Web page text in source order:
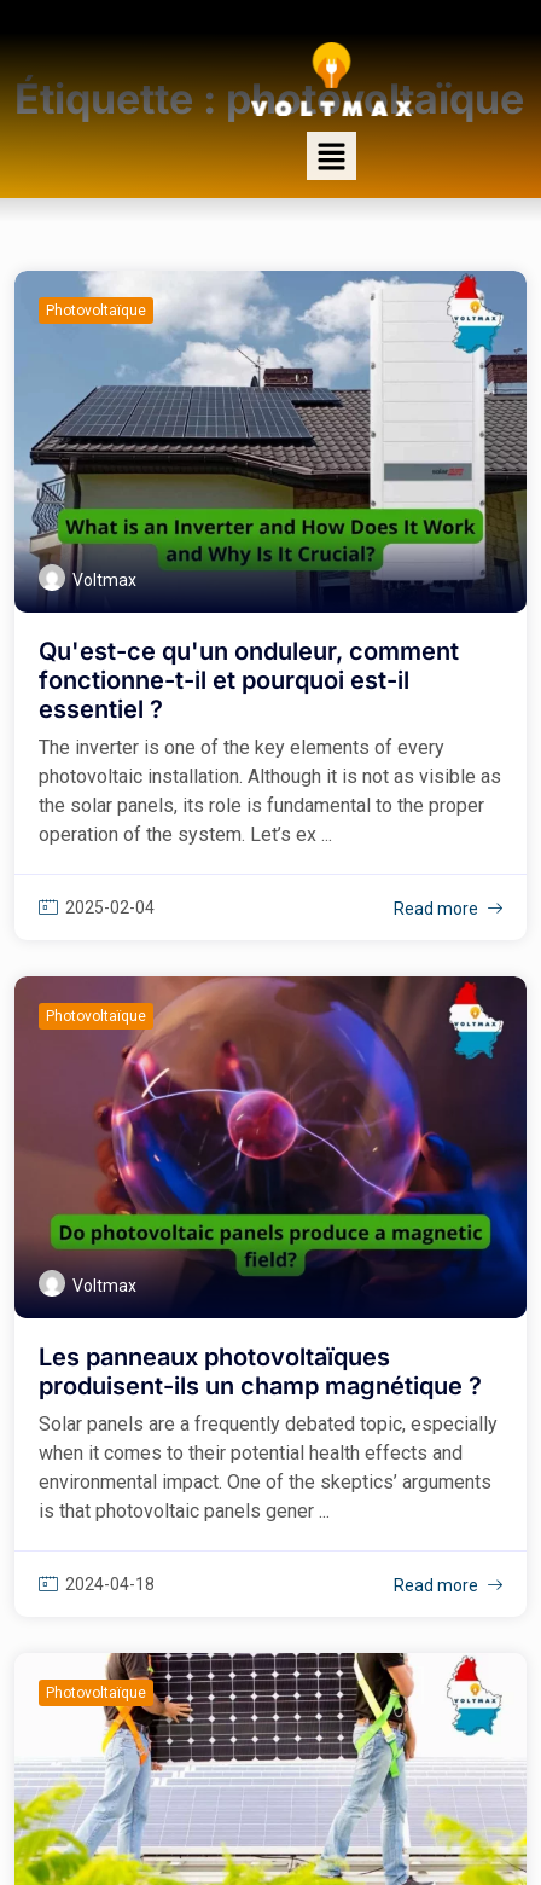
Étiquette :photovoltaïque
Photovoltaïque
Voltmax
Qu'est-ce qu'un onduleur, comment
fonctionne-t-il et pourquoi est-il
essentiel ?
The inverter is one of the key elements of every
photovoltaic installation. Although it is not as visible as
the solar panels, its role is fundamental to the proper
operation of the system. Let’s ex ...
2025-02-04 Read more
Photovoltaïque
Voltmax
Les panneaux photovoltaïques
produisent-ils un champ magnétique ?
Solar panels are a frequently debated topic, especially
when it comes to their potential health effects and
environmental impact. One of the skeptics’ arguments
is that photovoltaic panels gener ...
2024-04-18 Read more
Photovoltaïque